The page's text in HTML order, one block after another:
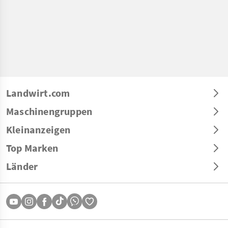
Landwirt.com
Maschinengruppen
Kleinanzeigen
Top Marken
Länder